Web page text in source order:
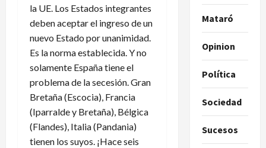
la UE. Los Estados integrantes
deben aceptar el ingreso de un
nuevo Estado por unanimidad.
Es la norma establecida. Y no
solamente España tiene el
problema de la secesión. Gran
Bretaña (Escocia), Francia
(Iparralde y Bretaña), Bélgica
(Flandes), Italia (Pandania)
tienen los suyos. ¡Hace seis
Mataró
Opinion
Política
Sociedad
Sucesos